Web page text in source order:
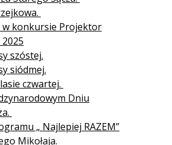
w konkursie Projektor
szóstej.
siódmej.
czwartej.
Dniu
„ Najlepiej RAZEM”
Mikołaja.